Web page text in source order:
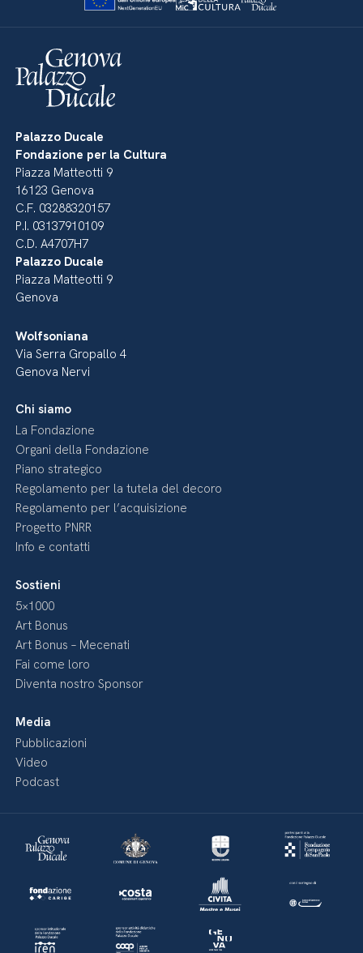
Palazzo Ducale
Fondazione per la Cultura
Piazza Matteotti 9
16123 Genova
C.F. 03288320157
P.I. 03137910109
C.D. A4707H7
Palazzo Ducale
Piazza Matteotti 9
Genova
Wolfsoniana
Via Serra Gropallo 4
Genova Nervi
Chi siamo
La Fondazione
Organi della Fondazione
Piano strategico
Regolamento per la tutela del decoro
Regolamento per l’acquisizione
Progetto PNRR
Info e contatti
Sostieni
5×1000
Art Bonus
Art Bonus – Mecenati
Fai come loro
Diventa nostro Sponsor
Media
Pubblicazioni
Video
Podcast